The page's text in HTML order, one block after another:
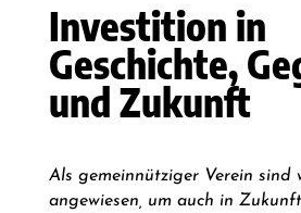
Investition in
Geschichte,
und Zukunft
Als gemeinnütziger Verein sind
angewiesen, um auch in